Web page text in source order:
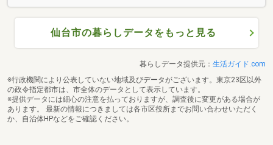
仙台市の暮らしデータをもっと見る
暮らしデータ提供元： 生活ガイド.com
※行政機関により公表していない地域及びデータがございます。東京23区以外
の政令指定都市は、市全体のデータとして表示しています。
※提供データには細心の注意を払っておりますが、調査後に変更がある場合が
あります。 最新の情報につきましては各市区役所までお問い合わせいただく
か、自治体HPなどをご確認ください。